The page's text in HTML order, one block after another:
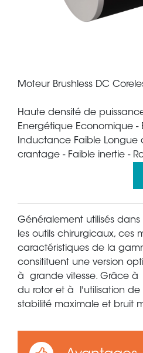
Moteur Brushless DC
Haute densité de
Energétique Economique -
Inductance Faible Longue
crantage - Faible inertie -
Généralement utilisés
les outils chirurgicaux, ces
caractéristiques de la
consitituent une version
à grande vitesse. Grâce à
du rotor et à l'utilisation de
stabilité maximale et bruit